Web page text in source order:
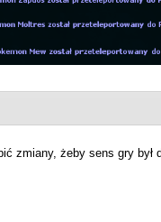
zmiany, żeby sens gry był